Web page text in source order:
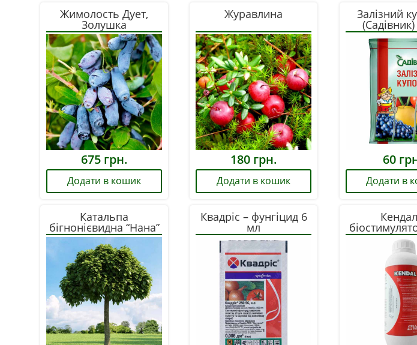
Жимолость Дует,
Золушка
675грн.
Додати в кошик
Журавлина
180грн.
Додати в кошик
Залізний
60
Додати в
Катальпа
бігнонієвидна “Нана”
обх.ст. 14-16, St 2,0-
2,2м
Квадріс – фунгіцид 6
мл
1 л